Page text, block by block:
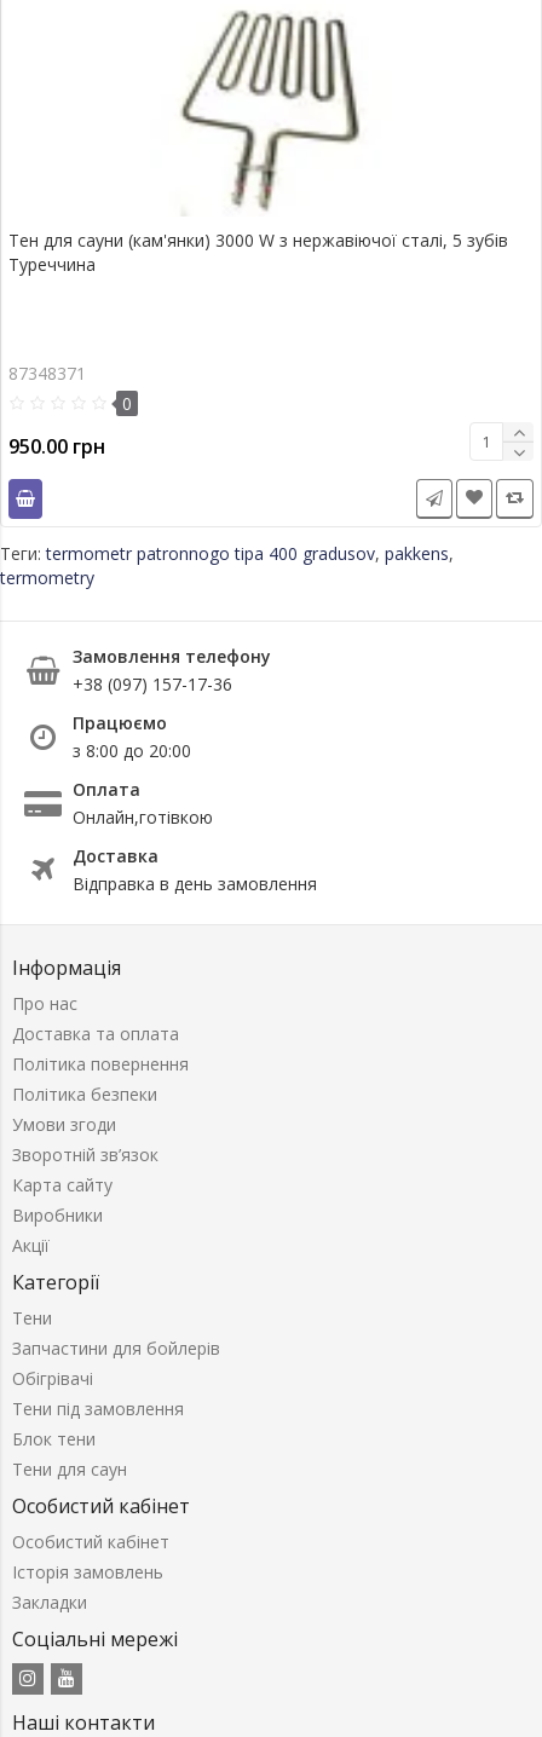
Тен для сауни (кам'янки) 3000 W з нержавіючої сталі, 5 зубів
Туреччина
87348371
0
950.00 грн
Теги:termometr patronnogo tipa 400 gradusov, pakkens,
termometry
Замовлення телефону
+38 (097) 157-17-36
Працюємо
з 8:00 до 20:00
Оплата
Онлайн,готівкою
Доставка
Відправка в день замовлення
Інформація
Про нас
Доставка та оплата
Політика повернення
Політика безпеки
Умови згоди
Зворотній зв’язок
Карта сайту
Виробники
Акції
Категорії
Тени
Запчастини для бойлерів
Обігрівачі
Тени під замовлення
Блок тени
Тени для саун
Особистий кабінет
Особистий кабінет
Історія замовлень
Закладки
Соціальні мережі
Наші контакти